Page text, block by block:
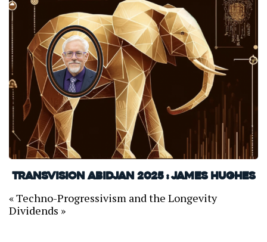
TransVision Abidjan 2025 : James Hughes
« Techno-Progressivism and the Longevity
Dividends »